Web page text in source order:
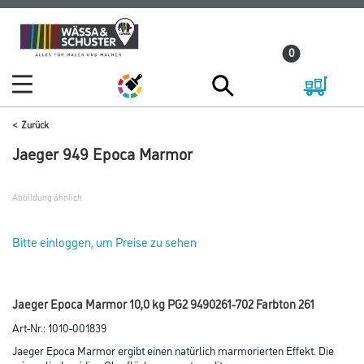
Zum
Inhalt
Zum
Navigationsmenü
0
Zurück
Jaeger 949 Epoca Marmor
Abbildung ähnlich
Bitte einloggen, um Preise zu sehen
Jaeger Epoca Marmor 10,0 kg PG2 9490261-702 Farbton 261
Art-Nr.:1010-001839
Jaeger Epoca Marmor ergibt einen natürlich marmorierten Effekt. Die